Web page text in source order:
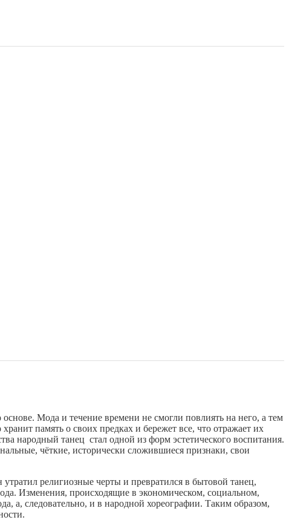
Мода и течение времени не смогли повлиять на него, а тем
память о своих предках и бережет все, что отражает их
народный танец стал одной из форм эстетического воспитания.
чёткие, исторически сложившиеся признаки, свои
религиозные черты и превратился в бытовой танец,
Изменения, происходящие в экономическом, социальном,
а, следовательно, и в народной хореографии. Таким образом,